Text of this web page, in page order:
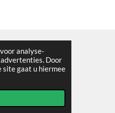
analyse-
Door
site gaat u hiermee
vlinderpad